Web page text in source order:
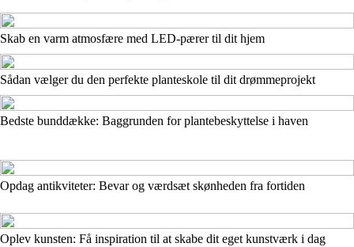
Skab en varm atmosfære med LED-pærer til dit hjem
Sådan vælger du den perfekte planteskole til dit drømmeprojekt
Bedste bunddække: Baggrunden for plantebeskyttelse i haven
Opdag antikviteter: Bevar og værdsæt skønheden fra fortiden
Oplev kunsten: Få inspiration til at skabe dit eget kunstværk i dag